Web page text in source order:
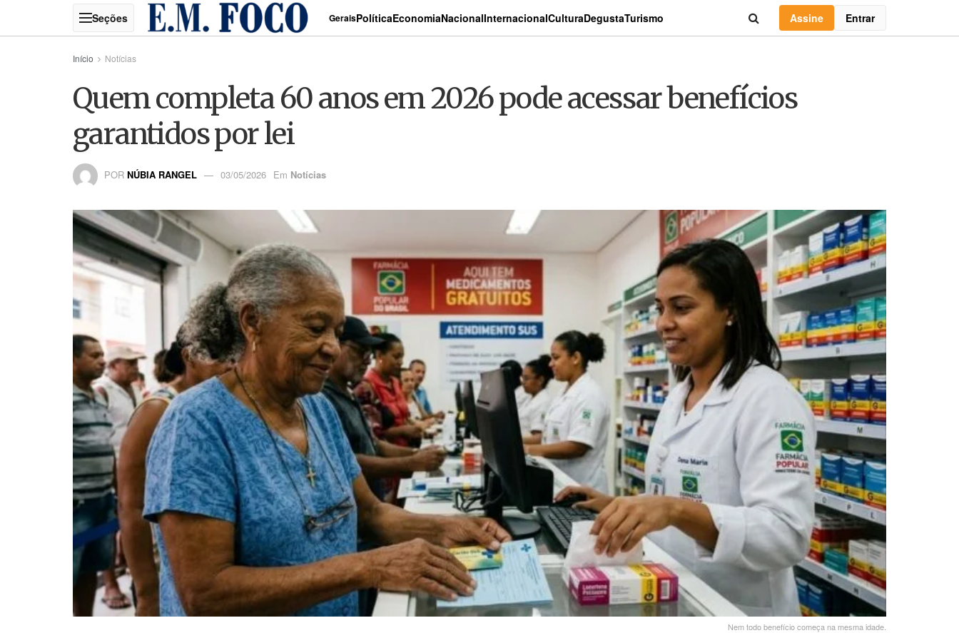
GeraisPolíticaEconomiaNacionalInternacionalCulturaDegustaTurismo Assine Entrar
Início Notícias
Quem completa 60 anos em 2026 pode acessar benefícios
garantidos por lei
POR NÚBIA RANGEL 03/05/2026 Em Notícias
Nem todo benefício começa na mesma idade.